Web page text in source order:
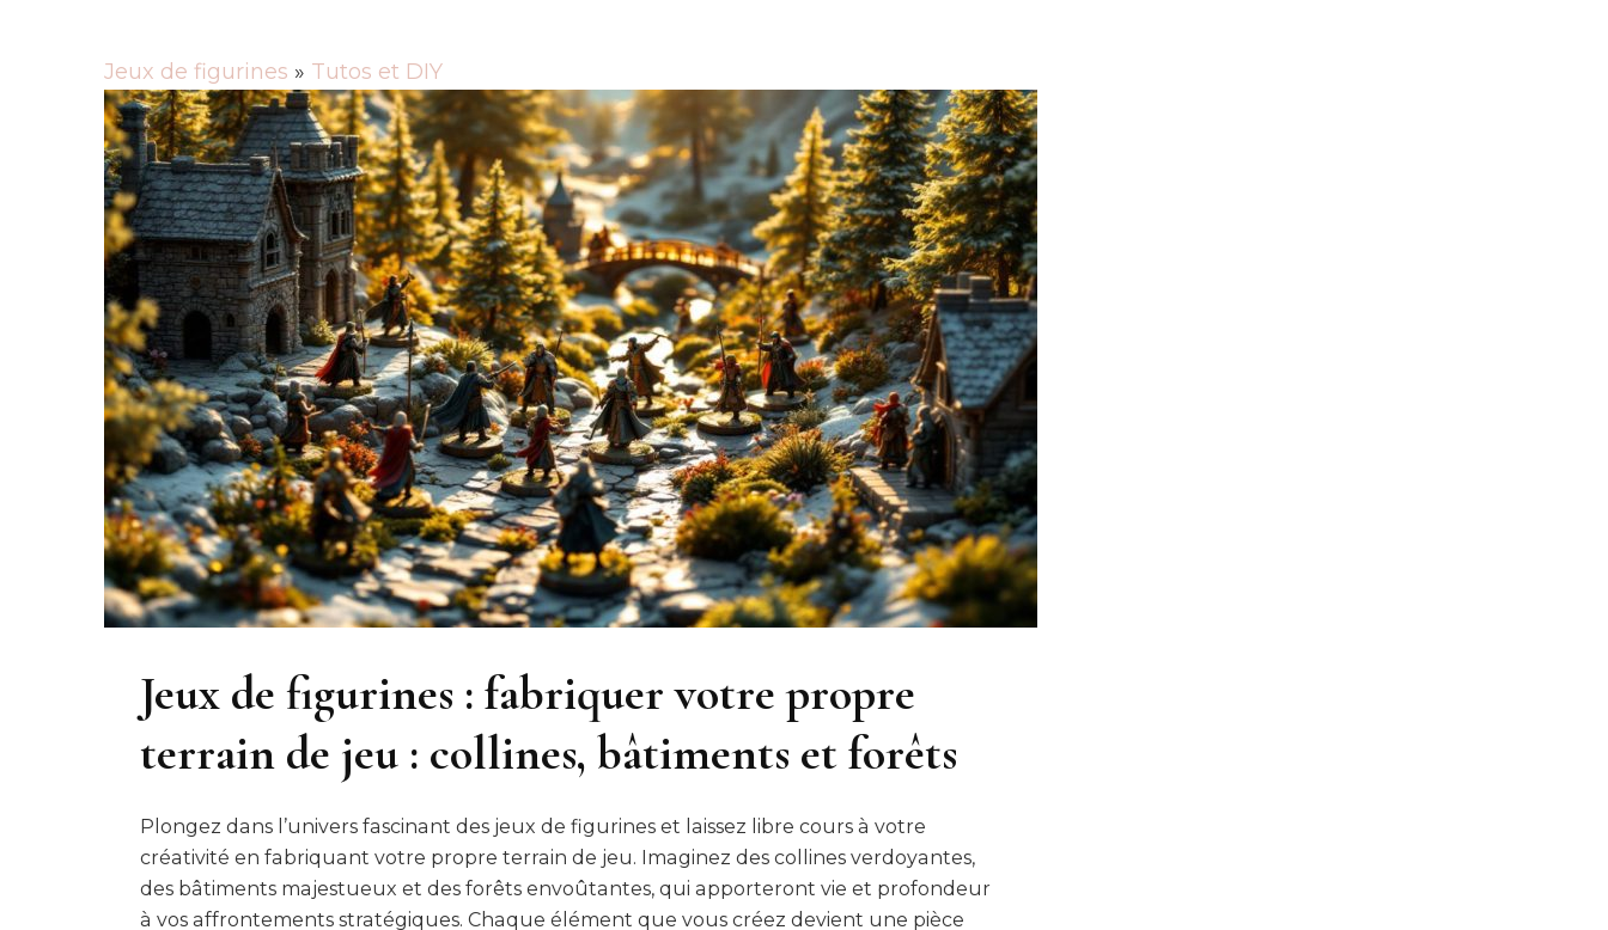
Jeux de figurines » Tutos et DIY
Jeux de figurines : fabriquer votre propre
terrain de jeu : collines, bâtiments et forêts
Plongez dans l’univers fascinant des jeux de figurines et laissez libre cours à votre
créativité en fabriquant votre propre terrain de jeu. Imaginez des collines verdoyantes,
des bâtiments majestueux et des forêts envoûtantes, qui apporteront vie et profondeur
à vos affrontements stratégiques. Chaque élément que vous créez devient une pièce